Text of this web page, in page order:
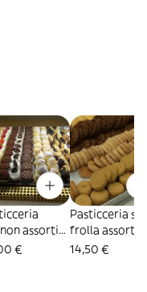
assortita
pezzi 1.5
€
Pasticceria
frolla
24 pezzi 500 g
14,50 €